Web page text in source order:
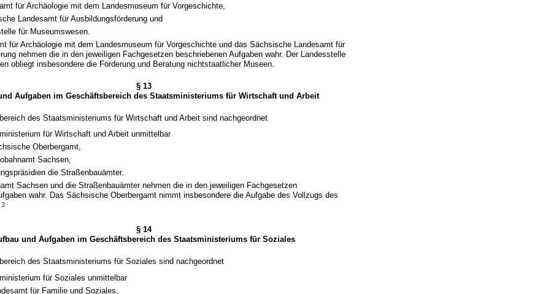
für Archäologie mit dem Landesmuseum für Vorgeschichte,
Landesamt für Ausbildungsförderung und
für Museumswesen.
für Archäologie mit dem Landesmuseum für Vorgeschichte und das Sächsische Landesamt für
nehmen die in den jeweiligen Fachgesetzen beschriebenen Aufgaben wahr. Der Landesstelle
obliegt insbesondere die Förderung und Beratung nichtstaatlicher Museen.
§ 13
Aufgaben im Geschäftsbereich des Staatsministeriums für Wirtschaft und Arbeit
des Staatsministeriums für Wirtschaft und Arbeit sind nachgeordnet
für Wirtschaft und Arbeit unmittelbar
Oberbergamt,
Sachsen,
die Straßenbauämter.
Sachsen und die Straßenbauämter nehmen die in den jeweiligen Fachgesetzen
wahr. Das Sächsische Oberbergamt nimmt insbesondere die Aufgabe des Vollzugs des
3
§ 14
und Aufgaben im Geschäftsbereich des Staatsministeriums für Soziales
des Staatsministeriums für Soziales sind nachgeordnet
für Soziales unmittelbar
für Familie und Soziales,